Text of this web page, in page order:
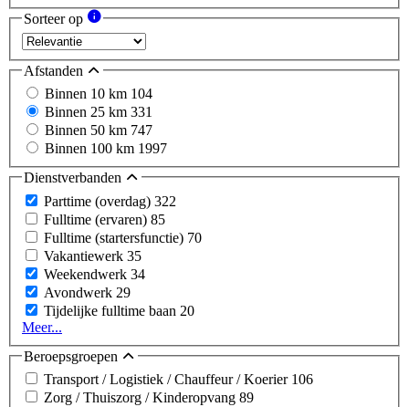
Sorteer op
Afstanden
Binnen 10 km 104
Binnen 25 km 331
Binnen 50 km 747
Binnen 100 km 1997
Dienstverbanden
Parttime (overdag) 322
Fulltime (ervaren) 85
Fulltime (startersfunctie) 70
Vakantiewerk 35
Weekendwerk 34
Avondwerk 29
Tijdelijke fulltime baan 20
Meer...
Beroepsgroepen
Transport / Logistiek / Chauffeur / Koerier 106
Zorg / Thuiszorg / Kinderopvang 89